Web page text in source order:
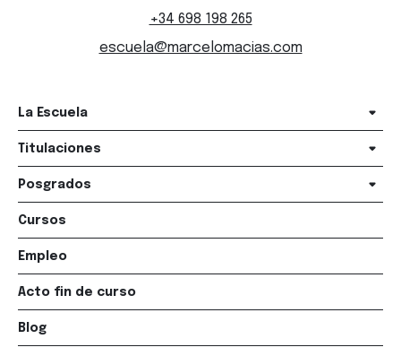
+34 698 198 265
escuela@marcelomacias.com
La Escuela
Titulaciones
Posgrados
Cursos
Empleo
Acto fin de curso
Blog